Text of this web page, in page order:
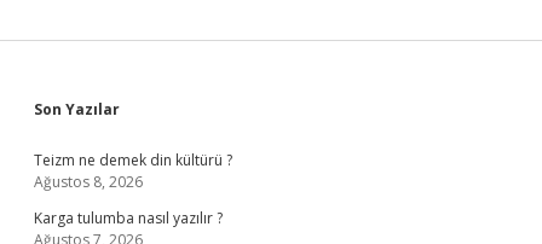
Sidebar
Son Yazılar
Teizm ne demek din kültürü ?
Ağustos 8, 2026
Karga tulumba nasıl yazılır ?
Ağustos 7, 2026